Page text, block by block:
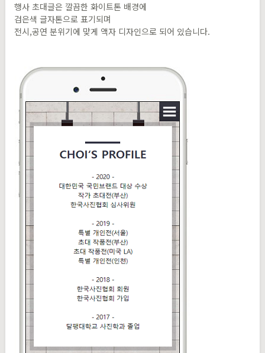
행사 초대글은 깔끔한 화이트톤 배경에
검은색 글자톤으로 표기되며
전시,공연 분위기에 맞게 액자 디자인으로 되어 있습니다.